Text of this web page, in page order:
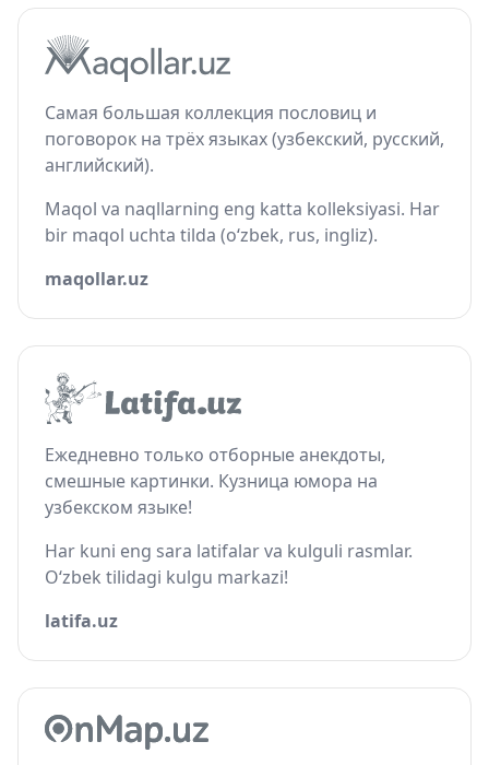
Самая большая коллекция пословиц и
поговорок на трёх языках (узбекский, русский,
английский).
Maqol va naqllarning eng katta kolleksiyasi. Har
bir maqol uchta tilda (o‘zbek, rus, ingliz).
maqollar.uz
Ежедневно только отборные анекдоты,
смешные картинки. Кузница юмора на
узбекском языке!
Har kuni eng sara latifalar va kulguli rasmlar.
O‘zbek tilidagi kulgu markazi!
latifa.uz